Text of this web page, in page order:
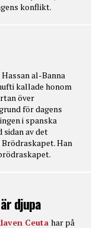
konflikt.
Hassan al-Banna
kallade honom
över
för dagens
i spanska
sidan av det
Han
djupa
Ceuta har på